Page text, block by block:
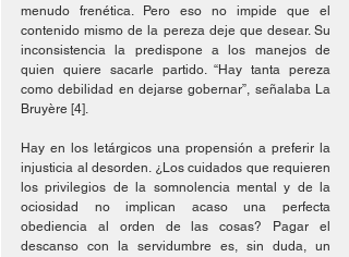
menudo frenética. Pero eso no impide que el
contenido mismo de la pereza deje que desear. Su
inconsistencia la predispone a los manejos de
quien quiere sacarle partido. “Hay tanta pereza
como debilidad en dejarse gobernar”, señalaba La
Bruyère [4].
Hay en los letárgicos una propensión a preferir la
injusticia al desorden. ¿Los cuidados que requieren
los privilegios de la somnolencia mental y de la
ociosidad no implican acaso una perfecta
obediencia al orden de las cosas? Pagar el
descanso con la servidumbre es, sin duda, un